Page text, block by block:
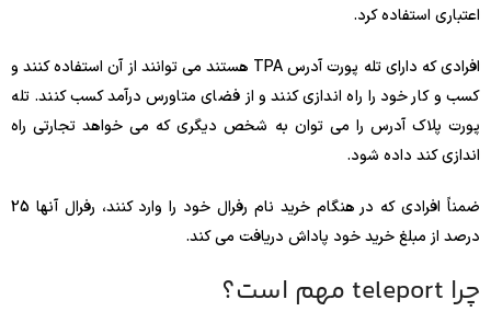
اعتباری استفاده کرد.
افرادی که دارای تله پورت آدرس TPA هستند می توانند از آن استفاده کنند و
کسب و کار خود را راه اندازی کنند و از فضای متاورس درآمد کسب کنند. تله
پورت پلاک آدرس را می توان به شخص دیگری که می خواهد تجارتی راه
اندازی کند داده شود.
ضمناً افرادی که در هنگام خرید نام رفرال خود را وارد کنند، رفرال آنها 25
درصد از مبلغ خرید خود پاداش دریافت می کند.
چرا teleport مهم است؟